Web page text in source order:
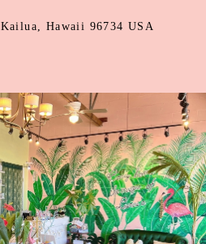
Hawaii 96734 USA